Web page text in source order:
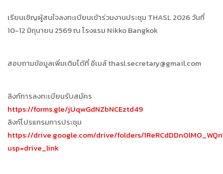
เรียนเชิญผู้สนใจลงทะเบียนเข้าร่วมงานประชุม THASL 2026 วันที่
10-12 มิถุนายน 2569 ณ โรงแรม Nikko Bangkok
สอบถามข้อมูลเพิ่มเติมได้ที่ อีเมล์ thasl.secretary@gmail.com
ลิงก์การลงทะเบียนรับสมัคร
https://forms.gle/jUqwGdNZbNCEztd49
ลิงก์โปรแกรมการประชุม
https://drive.google.com/drive/folders/
usp=drive_link